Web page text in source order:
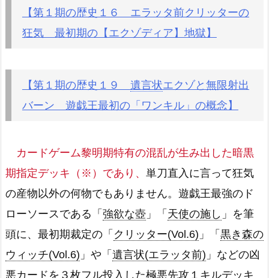
【第１期の歴史１６ エラッタ前クリッターの
狂気 最初期の【エクゾディア】地獄】
【第１期の歴史１９ 遺言状エクゾと無限射出
バーン 遊戯王最初の「ワンキル」の概念】
カードゲーム黎明期特有の混乱が生み出した暗黒
期指定デッキ（※）であり、 単刀直入に言って狂気
の産物以外の何物でもありません。遊戯王最強のド
ローソースである「 強欲な壺 」「 天使の施し 」を筆
頭に、最初期裁定の「 クリッター(Vol.6) 」「 黒き森の
ウィッチ(Vol.6) 」や「 遺言状(エラッタ前) 」などの凶
悪カードを３枚フル投入した極悪先攻１キルデッキ